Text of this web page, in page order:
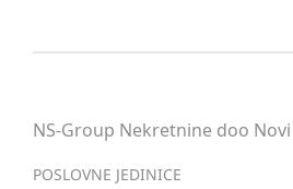
NS-Group Nekretnine doo Novi
POSLOVNE JEDINICE